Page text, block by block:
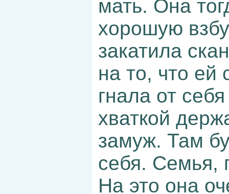
мать. Она
хорошую
закатила
на то, что ей
гнала от
хваткой
замуж. Там
себя. Семья,
На это она